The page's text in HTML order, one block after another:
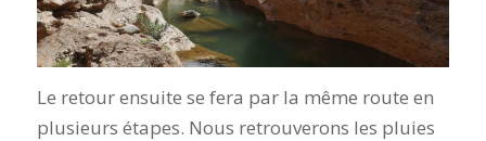
Le retour ensuite se fera par la même route en
plusieurs étapes. Nous retrouverons les pluies